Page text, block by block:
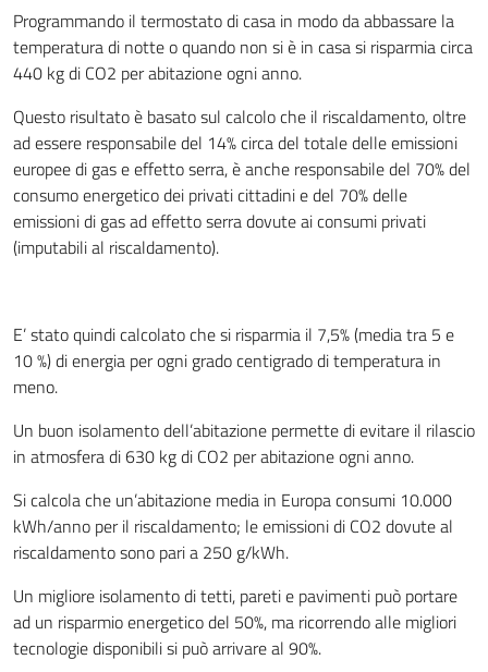
Programmando il termostato di casa in modo da abbassare la
temperatura di notte o quando non si è in casa si risparmia circa
440 kg di CO2 per abitazione ogni anno.
Questo risultato è basato sul calcolo che il riscaldamento, oltre
ad essere responsabile del 14% circa del totale delle emissioni
europee di gas e effetto serra, è anche responsabile del 70% del
consumo energetico dei privati cittadini e del 70% delle
emissioni di gas ad effetto serra dovute ai consumi privati
(imputabili al riscaldamento).
E’ stato quindi calcolato che si risparmia il 7,5% (media tra 5 e
10 %) di energia per ogni grado centigrado di temperatura in
meno.
Un buon isolamento dell’abitazione permette di evitare il rilascio
in atmosfera di 630 kg di CO2 per abitazione ogni anno.
Si calcola che un’abitazione media in Europa consumi 10.000
kWh/anno per il riscaldamento; le emissioni di CO2 dovute al
riscaldamento sono pari a 250 g/kWh.
Un migliore isolamento di tetti, pareti e pavimenti può portare
ad un risparmio energetico del 50%, ma ricorrendo alle migliori
tecnologie disponibili si può arrivare al 90%.